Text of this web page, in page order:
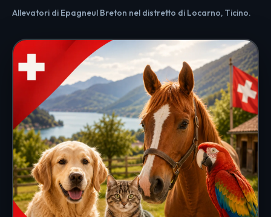
Allevatori di Epagneul Breton nel distretto di Locarno, Ticino.